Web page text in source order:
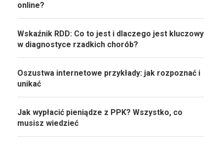
online?
Wskaźnik RDD: Co to jest i dlaczego jest kluczowy
w diagnostyce rzadkich chorób?
Oszustwa internetowe przykłady: jak rozpoznać i
unikać
Jak wypłacić pieniądze z PPK? Wszystko, co
musisz wiedzieć